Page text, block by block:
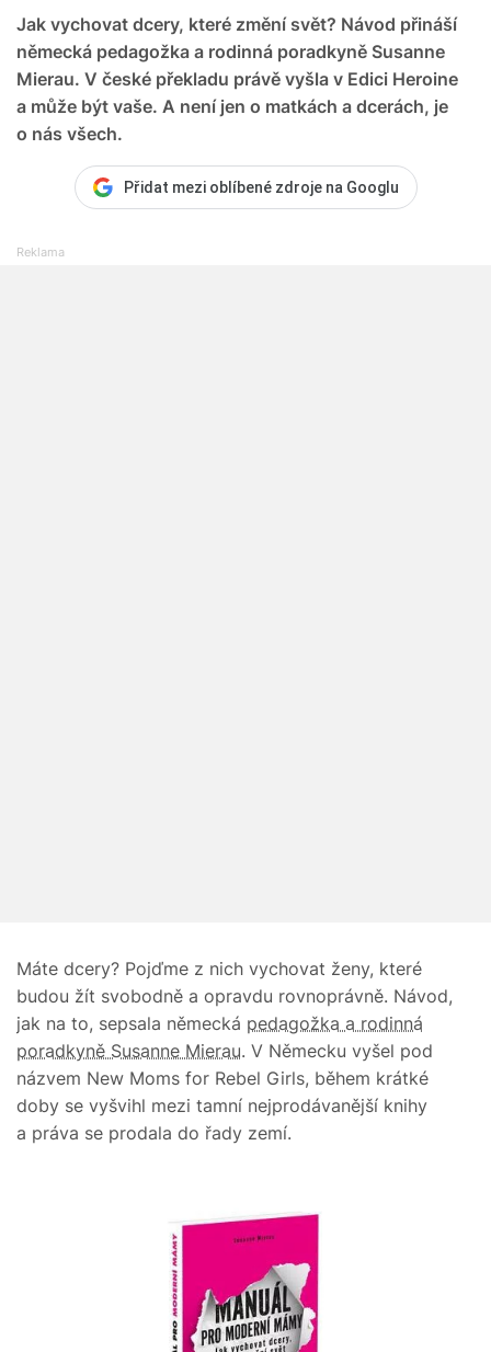
Jak vychovat dcery, které změní svět? Návod přináší
německá pedagožka a rodinná poradkyně Susanne
Mierau. V české překladu právě vyšla v Edici Heroine
a může být vaše. A není jen o matkách a dcerách, je
o nás všech.
Přidat mezi oblíbené zdroje na Googlu
Máte dcery? Pojďme z nich vychovat ženy, které
budou žít svobodně a opravdu rovnoprávně. Návod,
jak na to, sepsala německá pedagožka a rodinná
poradkyně Susanne Mierau. V Německu vyšel pod
názvem New Moms for Rebel Girls, během krátké
doby se vyšvihl mezi tamní nejprodávanější knihy
a práva se prodala do řady zemí.